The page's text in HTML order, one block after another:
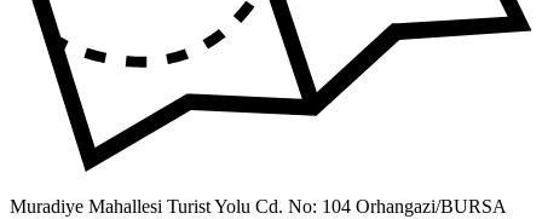
Muradiye Mahallesi Turist Yolu Cd. No: 104 Orhangazi/BURSA